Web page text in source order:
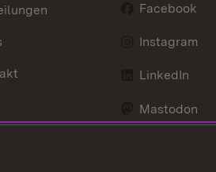
Facebook
Instagram
LinkedIn
Mastodon